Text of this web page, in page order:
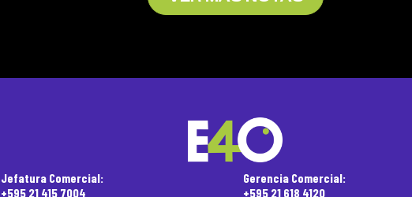
Jefatura Comercial:
+595 21 415 7004
Gerencia Comercial:
+595 21 618 4120